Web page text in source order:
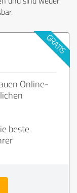
Online-
beste